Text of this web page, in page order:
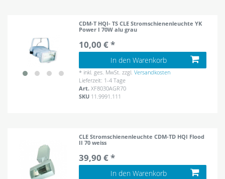
CDM-T HQI- TS CLE Stromschienenleuchte YK
Power I 70W alu grau
10,00 € *
In den Warenkorb
* inkl. ges. MwSt. zzgl.Versandkosten
Lieferzeit: 1-4 Tage
Art.XF8030AGR70
SKU 11.9991.111
CLE Stromschienenleuchte CDM-TD HQI Flood
II 70 weiss
39,90 € *
In den Warenkorb